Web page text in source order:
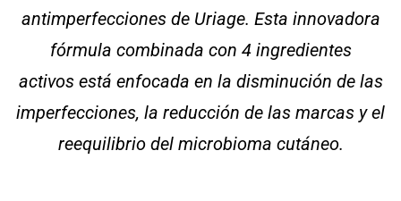
antimperfecciones de Uriage. Esta innovadora
fórmula combinada con 4 ingredientes
activos está enfocada en la disminución de las
imperfecciones, la reducción de las marcas y el
reequilibrio del microbioma cutáneo.